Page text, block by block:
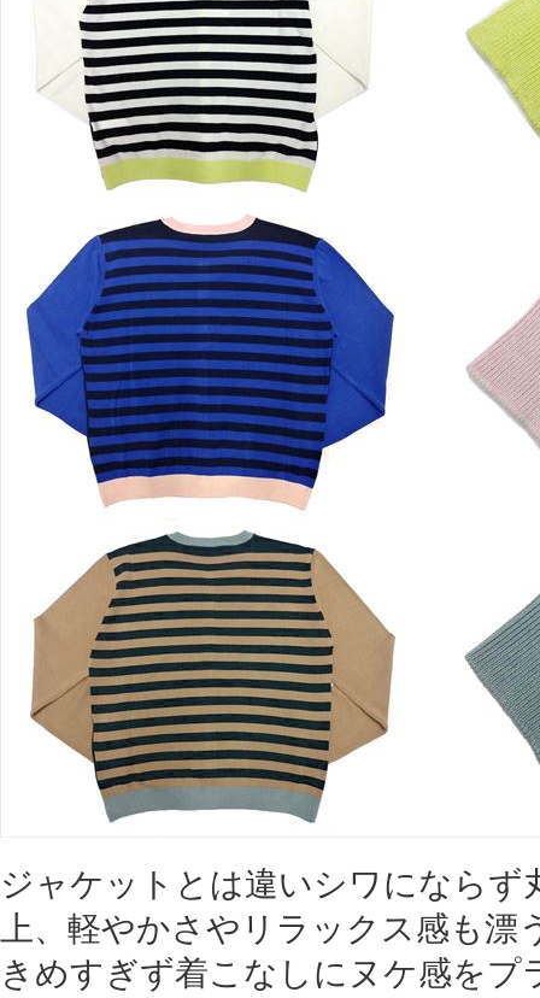
ジャケットとは違いシワにならず
上、軽やかさやリラックス感も漂
きめすぎず着こなしにヌケ感をプ